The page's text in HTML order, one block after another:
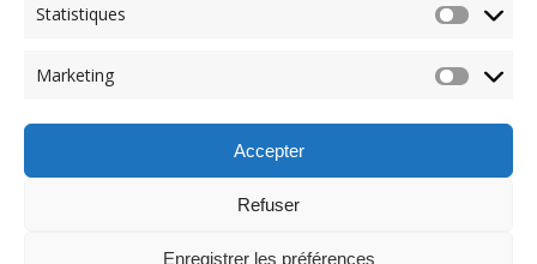
Statistiques
Marketing
Accepter
Refuser
Enregistrer les préférences
Navigation
de
l'article
Previous:
post: